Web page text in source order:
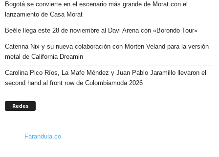
Bogotá se convierte en el escenario más grande de Morat con el
lanzamiento de Casa Morat
Beéle llega este 28 de noviembre al Davi Arena con «Borondo Tour»
Caterina Nix y su nueva colaboración con Morten Veland para la versión
metal de California Dreamin
Carolina Pico Ríos, La Mafe Méndez y Juan Pablo Jaramillo llevaron el
second hand al front row de Colombiamoda 2026
Redes
Farandula.co